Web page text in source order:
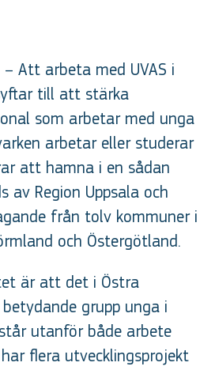
Att arbeta med UVAS i
till att stärka
som arbetar med unga
arbetar eller studerar
att hamna i en sådan
av Region Uppsala och
från tolv kommuner i
och Östergötland.
är att det i Östra
grupp unga i
utanför både arbete
flera utvecklingsprojekt